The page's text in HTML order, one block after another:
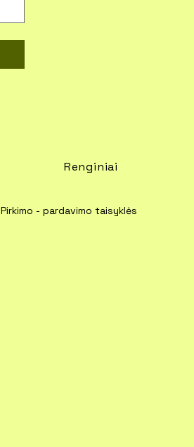
Renginiai
Pirkimo - pardavimo taisyklės